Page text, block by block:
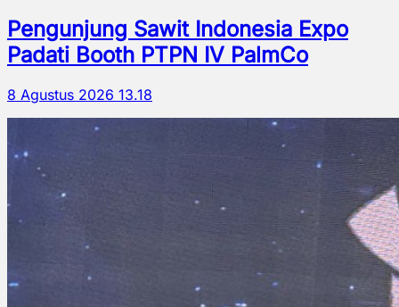
Pengunjung Sawit Indonesia Expo
Padati Booth PTPN IV PalmCo
8 Agustus 2026 13.18